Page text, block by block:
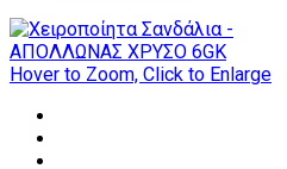
Hover to Zoom, Click to Enlarge